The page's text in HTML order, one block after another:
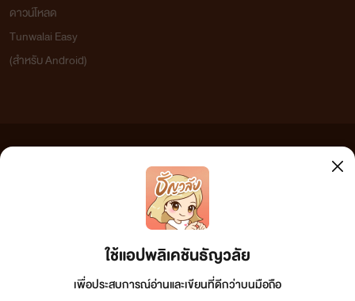
เพื่อมีกิจกรรมให้ร่วมสนุกกันเรื่อย ๆ นะคะ
https://www.youtube.com/@นิยายรักพริมริน
https://www.facebook.com/ primrinwriter
https://www.tiktok.com/@primrinwriter
ใช้แอปพลิเคชันธัญวลัย
เพื่อประสบการณ์อ่านและเขียนที่ดีกว่าบนมือถือ
ดาวน์โหลด
Tunwalai Easy
(สำหรับ Android)
เว็บไซต์แห่งนี้ไม่ได้เห็นด้วยและไม่ขอรับผิดชอบต่อข้อความใดๆ ทั้งสิ้น ดังนั้นผู้อ่านทุกท่านโปรดใช้
วิจารณญาณในการกลั่นกรองด้วยตนเอง และหากท่านพบข้อความใดๆ ที่ขัดต่อกฎหมายและศีลธรรม
กรุณาแจ้งมาที่ tunwalai@ookbee.com เพื่อทีมงานจะได้ดำเนินการในทันที ทั้งนี้ ทางเว็บไซต์ขอสงวน
ลิขสิทธิ์ตามพระราชบัญญัติลิขสิทธิ์ (ฉบับเพิ่มเติม) พ.ศ.2558